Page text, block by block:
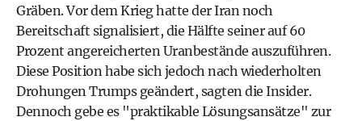
Gräben. Vor dem Krieg hatte der Iran noch
Bereitschaft signalisiert, die Hälfte seiner auf 60
Prozent angereicherten Uranbestände auszuführen.
Diese Position habe sich jedoch nach wiederholten
Drohungen Trumps geändert, sagten die Insider.
Dennoch gebe es "praktikable Lösungsansätze" zur